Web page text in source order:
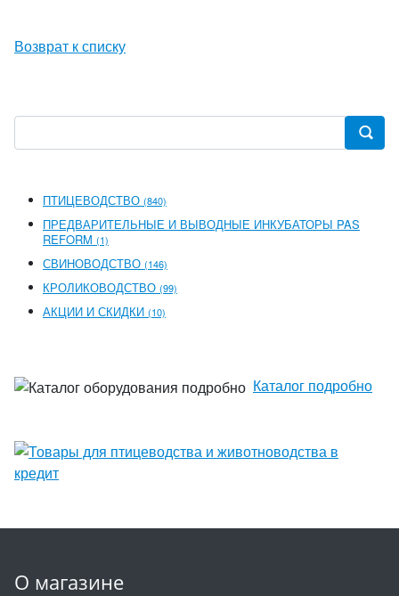
Возврат к списку
ПТИЦЕВОДСТВО (840)
ПРЕДВАРИТЕЛЬНЫЕ И ВЫВОДНЫЕ ИНКУБАТОРЫ PAS
REFORM (1)
СВИНОВОДСТВО (146)
КРОЛИКОВОДСТВО (99)
АКЦИИ И СКИДКИ (10)
Каталог подробно
О магазине